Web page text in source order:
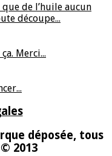
que de l’huile aucun
découpe...
Merci...
déposée, tous
2013